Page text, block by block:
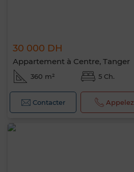
30 000 DH
Appartement à Centre, Tanger
360 m² 5 Ch.
Contacter Appelez